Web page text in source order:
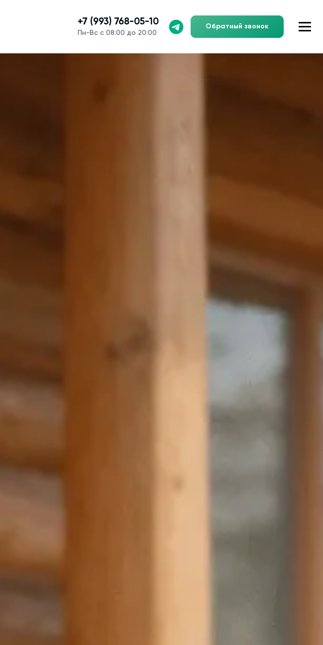
+7 (993) 768-05-10
Пн-Вс с 08:00 до 20:00
Обратный звонок